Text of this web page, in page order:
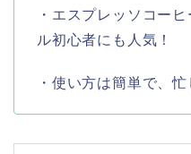
・エスプレッソコー
ル初心者にも人気！
・使い方は簡単で、